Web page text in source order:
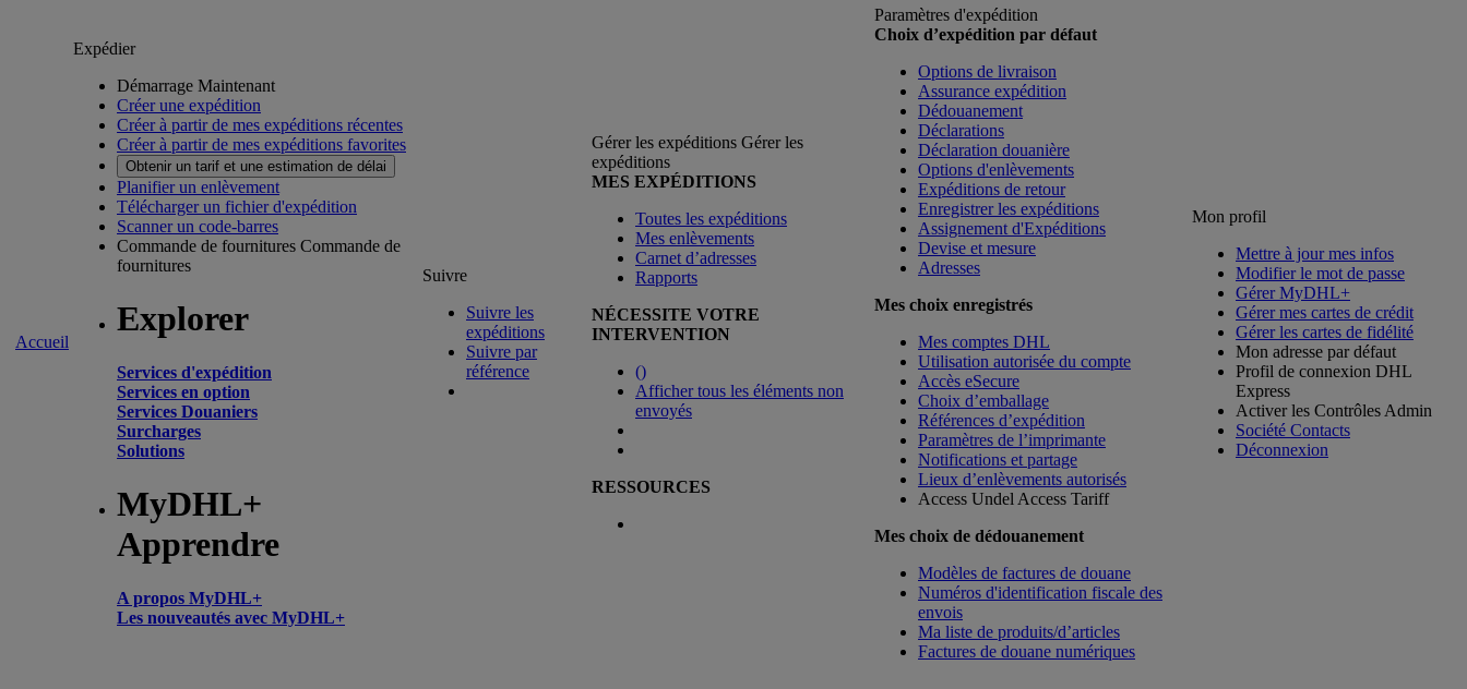
Accueil
Expédier
Démarrage Maintenant
Créer une expédition
Créer à partir de mes expéditions récentes
Créer à partir de mes expéditions favorites
Obtenir un tarif et une estimation de délai
Planifier un enlèvement
Télécharger un fichier d'expédition
Scanner un code-barres
Commande de fournitures Commande de
fournitures
Explorer
Services d'expédition
Services en option
Services Douaniers
Surcharges
Solutions
MyDHL+
Apprendre
A propos MyDHL+
Les nouveautés avec MyDHL+
Suivre
Suivre les
expéditions
Suivre par
référence
Gérer les expéditions Gérer les
expéditions
MES EXPÉDITIONS
Toutes les expéditions
Mes enlèvements
Carnet d’adresses
Rapports
NÉCESSITE VOTRE
INTERVENTION
()
Afficher tous les éléments non
envoyés
RESSOURCES
Paramètres d'expédition
Choix d’expédition par défaut
Options de livraison
Assurance expédition
Dédouanement
Déclarations
Déclaration douanière
Options d'enlèvements
Expéditions de retour
Enregistrer les expéditions
Assignement d'Expéditions
Devise et mesure
Adresses
Mes choix enregistrés
Mes comptes DHL
Utilisation autorisée du compte
Accès eSecure
Choix d’emballage
Références d’expédition
Paramètres de l’imprimante
Notifications et partage
Lieux d’enlèvements autorisés
Access Undel Access Tariff
Mes choix de dédouanement
Modèles de factures de douane
Numéros d'identification fiscale des
envois
Ma liste de produits/d’articles
Factures de douane numériques
Mon profil
Mettre à jour mes infos
Modifier le mot de passe
Gérer MyDHL+
Gérer mes cartes de crédit
Gérer les cartes de fidélité
Mon adresse par défaut
Profil de connexion DHL
Express
Activer les Contrôles Admin
Société Contacts
Déconnexion